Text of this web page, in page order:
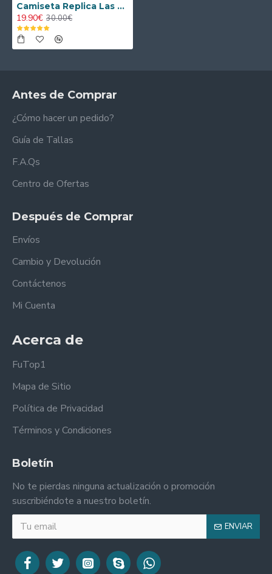
Camiseta Replica Las Palmas Alternativo 2025/2026 Equipación con Parche La Liga
19.90€ 30.00€
Antes de Comprar
¿Cómo hacer un pedido?
Guía de Tallas
F.A.Qs
Centro de Ofertas
Después de Comprar
Envíos
Cambio y Devolución
Contáctenos
Mi Cuenta
Acerca de
FuTop1
Mapa de Sitio
Política de Privacidad
Términos y Condiciones
Boletín
No te pierdas ninguna actualización o promoción
suscribiéndote a nuestro boletín.
ENVIAR